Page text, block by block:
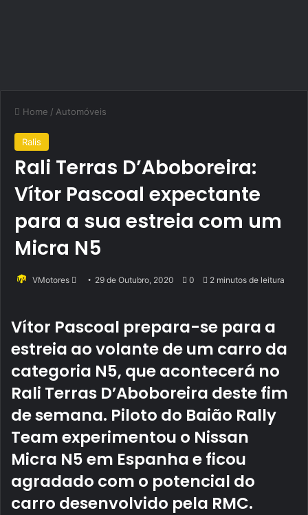
Home / Automóveis
Ralis
Rali Terras D’Aboboreira:
Vítor Pascoal expectante
para a sua estreia com um
Micra N5
VMotores
Send 29 de Outubro, 2020 0 2 minutos de leitura
Vítor Pascoal prepara-se para a
estreia ao volante de um carro da
categoria N5, que acontecerá no
Rali Terras D’Aboboreira deste fim
de semana. Piloto do Baião Rally
Team experimentou o Nissan
Micra N5 em Espanha e ficou
agradado com o potencial do
carro desenvolvido pela RMC.